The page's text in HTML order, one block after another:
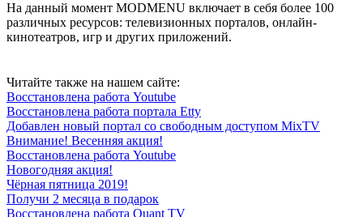
На данный момент MODMENU включает в себя более 100
различных ресурсов: телевизионных порталов, онлайн-
кинотеатров, игр и других приложений.
Читайте также на нашем сайте:
Восстановлена работа Youtube
Восстановлена работа портала Etty
Добавлен новый портал со свободным доступом MixTV
Внимание! Весенняя акция!
Восстановлена работа Youtube
Новогодняя акция!
Чёрная пятница 2019!
Получи 2 месяца в подарок
Восстановлена работа Quant TV